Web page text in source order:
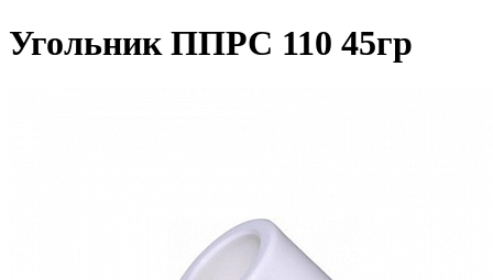
Угольник ППРС 110 45гр